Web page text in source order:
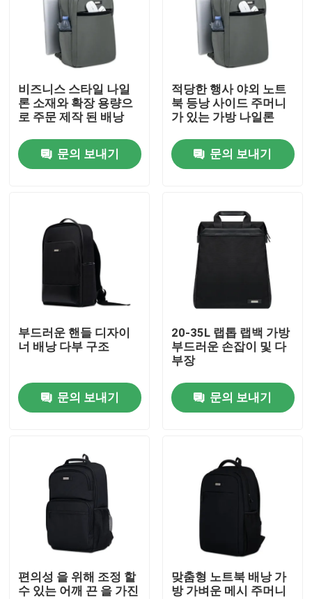
회사 소개
접촉
제품 소개
노트북 가방
노트북 메신저 가방
엄무용 노트북 가방
비즈니스 스링백
노트북 가방 수갑
비즈니스 스타일 나일
론 소재와 확장 용량으
로 주문 제작 된 배낭
문의 보내기
적당한 행사 야외 노트
북 등낭 사이드 주머니
가 있는 가방 나일론
문의 보내기
부드러운 핸들 디자이
너 배낭 다부 구조
문의 보내기
20-35L 랩톱 랩백 가방
부드러운 손잡이 및 다
부장
문의 보내기
편의성 을 위해 조정 할
수 있는 어깨 끈 을 가진
맞춤형 노트북 배낭 가
방 가벼운 메시 주머니